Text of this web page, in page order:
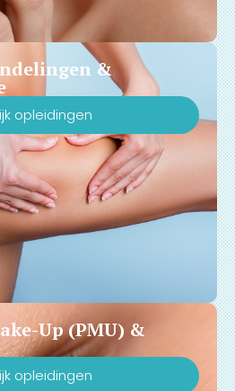
&
opleidingen
Up (PMU) &
opleidingen